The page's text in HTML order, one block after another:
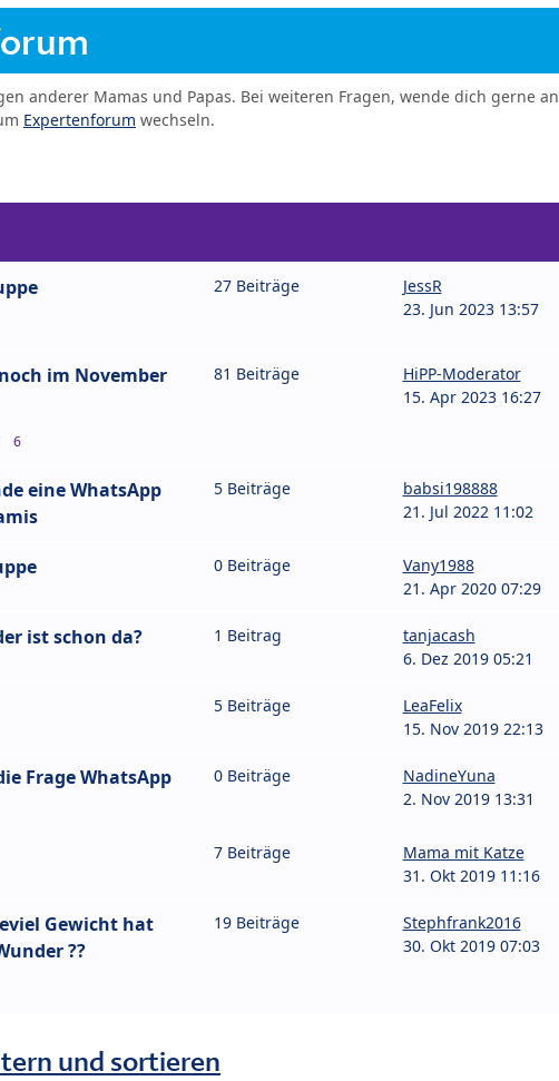
anderer Mamas und Papas. Bei weiteren Fragen, wende dich gerne an
Expertenforum wechseln.
27 Beiträge
JessR
23. Jun 2023 13:57
im November
6
81 Beiträge
HiPP-Moderator
15. Apr 2023 16:27
eine WhatsApp
5 Beiträge
babsi198888
21. Jul 2022 11:02
0 Beiträge
Vany1988
21. Apr 2020 07:29
ist schon da? 1 Beitrag
tanjacash
6. Dez 2019 05:21
5 Beiträge
LeaFelix
15. Nov 2019 22:13
Frage WhatsApp
0 Beiträge
NadineYuna
2. Nov 2019 13:31
7 Beiträge
Mama mit Katze
31. Okt 2019 11:16
Gewicht hat
??
19 Beiträge
Stephfrank2016
30. Okt 2019 07:03
und sortieren